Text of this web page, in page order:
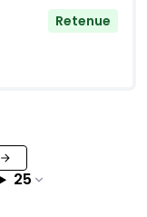
Retenue
25